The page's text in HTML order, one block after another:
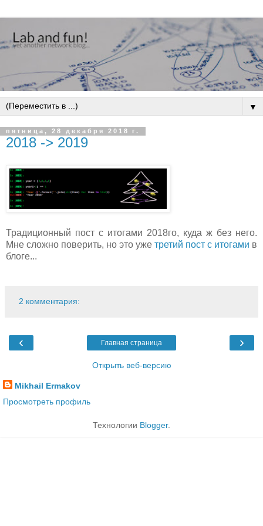
▼
пятница, 28 декабря 2018 г.
2018 -> 2019
Традиционный пост c итогами 2018го, куда ж без него.
Мне сложно поверить, но это уже третий пост с итогами в
блоге...
2 комментария:
‹ ›
Главная страница
Открыть веб-версию
Mikhail Ermakov
Просмотреть профиль
Технологии Blogger.